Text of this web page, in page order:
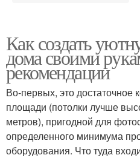
комфортной съемки
Как создать
дома своими
рекомендации
Во-первых, это достаточное
площади (потолки лучше
метров), пригодной для
определенного минимума
оборудования. Что туда